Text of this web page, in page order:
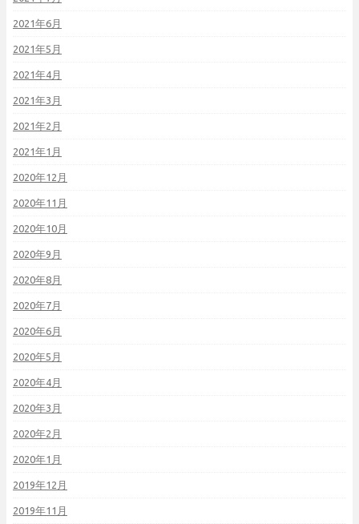
2021年6月
2021年5月
2021年4月
2021年3月
2021年2月
2021年1月
2020年12月
2020年11月
2020年10月
2020年9月
2020年8月
2020年7月
2020年6月
2020年5月
2020年4月
2020年3月
2020年2月
2020年1月
2019年12月
2019年11月